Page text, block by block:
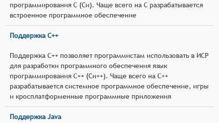
программирования C (Си). Чаще всего на C разрабатывается
встроенное программное обеспечение
Поддержка C++
Поддержка C++ позволяет программистам использовать в ИСР
для разработки программного обеспечения язык
программирования C++ (Си++). Чаще всего на C++
разрабатывается системное программное обеспечение, игры
и кросплатформенные программные приложения
Поддержка Java